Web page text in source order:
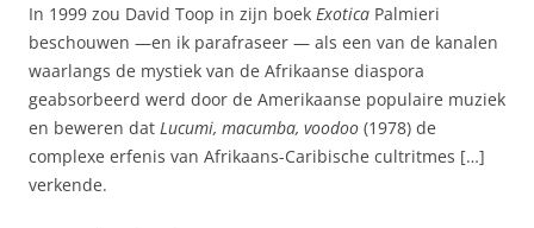
In 1999 zou David Toop in zijn boek Exotica Palmieri
beschouwen —en ik parafraseer — als een van de kanalen
waarlangs de mystiek van de Afrikaanse diaspora
geabsorbeerd werd door de Amerikaanse populaire muziek
en beweren dat Lucumi, macumba, voodoo (1978) de
complexe erfenis van Afrikaans-Caribische cultritmes […]
verkende.